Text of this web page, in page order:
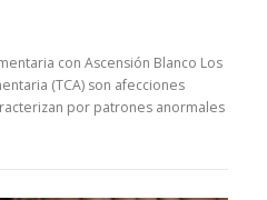
con Ascensión Blanco Los
(TCA) son afecciones
por patrones anormales